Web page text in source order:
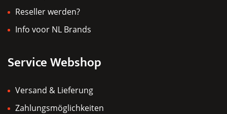
Reseller werden?
Info voor NL Brands
Service Webshop
Versand & Lieferung
Zahlungsmöglichkeiten